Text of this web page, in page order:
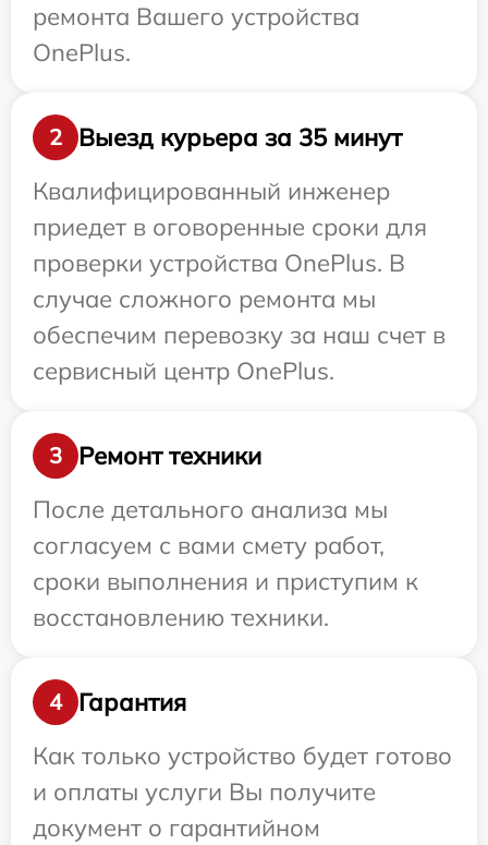
ремонта Вашего устройства
OnePlus.
2
Выезд курьера за 35 минут
Квалифицированный инженер
приедет в оговоренные сроки для
проверки устройства OnePlus. В
случае сложного ремонта мы
обеспечим перевозку за наш счет в
сервисный центр OnePlus.
3
Ремонт техники
После детального анализа мы
согласуем с вами смету работ,
сроки выполнения и приступим к
восстановлению техники.
4
Гарантия
Как только устройство будет готово
и оплаты услуги Вы получите
документ о гарантийном